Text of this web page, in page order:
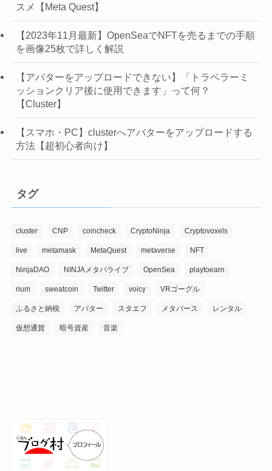
スメ【Meta Quest】
【2023年11月最新】OpenSeaでNFTを売るまでの手順
を画像25枚で詳しく解説
【アバターをアップロードできない】「トラベラーミ
ッションクリア後に使用できます」って何？
【Cluster】
【スマホ・PC】clusterへアバターをアップロードする
方法【超初心者向け】
タグ
cluster CNP coincheck CryptoNinja Cryptovoxels
live metamask MetaQuest metaverse NFT
NinjaDAO NINJAメタバライブ OpenSea playtoearn
rium sweatcoin Twitter voicy VRゴーグル
ふるさと納税 アバター スタエフ メタバース レンタル
仮想通貨 暗号資産 音楽